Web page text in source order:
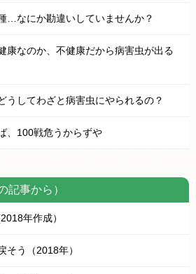
…なにか勘違いしていませんか？
康なのか、不健康だから病害虫が出る
うしてわざと病害虫にやられるの？
、100戦危うからずや
記事から）
年作成）
そう（2018年）